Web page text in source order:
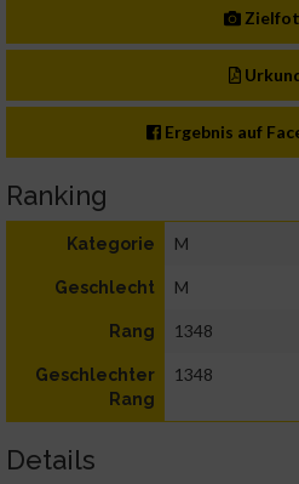
Ergebnis auf
Ranking
Kategorie M
Geschlecht M
Rang 1348
Geschlechter
Rang
1348
Details